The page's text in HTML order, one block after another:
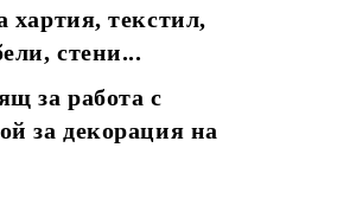
хартия, текстил,
стени...
за работа с
за декорация на